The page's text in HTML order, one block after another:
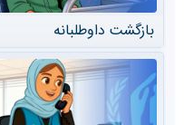
بازگشت داوطلبانه